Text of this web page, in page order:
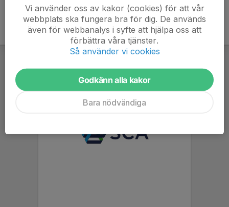
Vi använder oss av kakor (cookies) för att vår
webbplats ska fungera bra för dig. De används
även för webbanalys i syfte att hjälpa oss att
förbättra våra tjänster.
Så använder vi cookies
Godkänn alla kakor
Bara nödvändiga